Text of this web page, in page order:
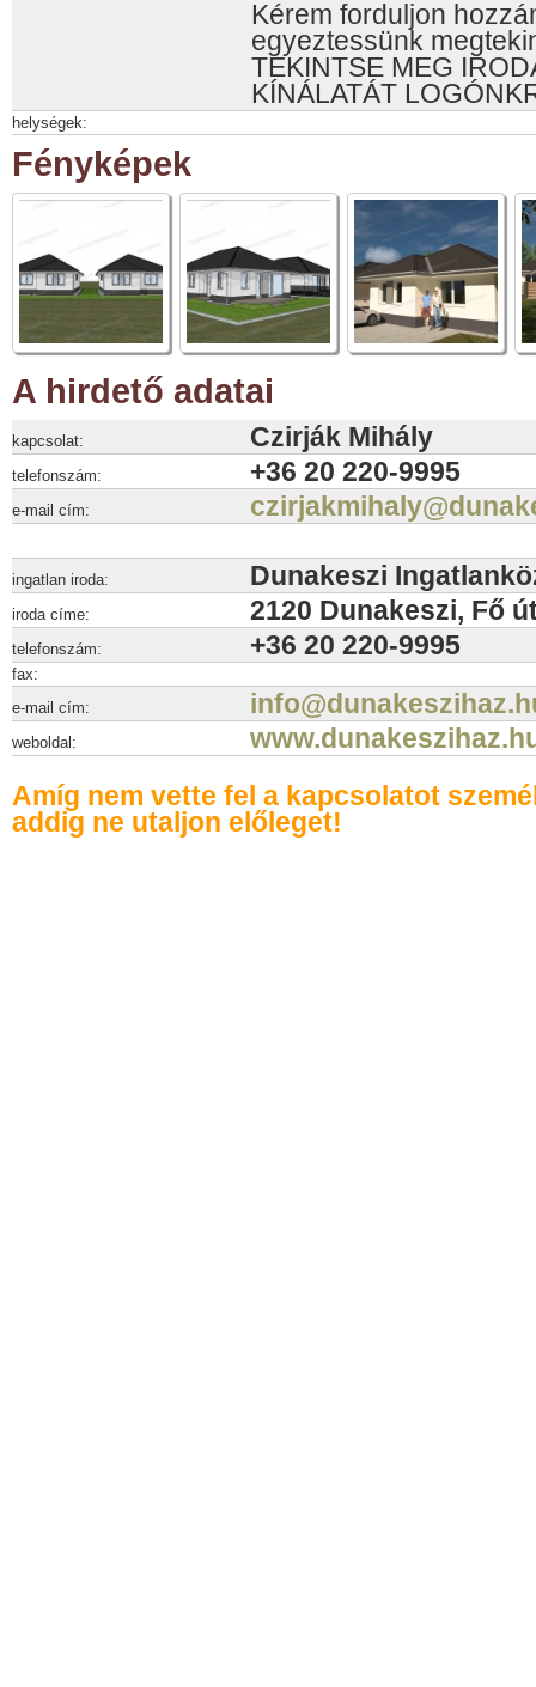
Kérem forduljon
egyeztessünk
TEKINTSE MEG
KÍNÁLATÁT
helységek:
Fényképek
A hirdető adatai
kapcsolat: Czirják Mihály
telefonszám: +36 20 220-9995
e-mail cím:
ingatlan iroda: Dunakeszi
iroda címe: 2120 Dunakeszi, Fő
telefonszám: +36 20 220-9995
fax:
e-mail cím:
weboldal:
Amíg nem vette fel a kapcsolatot
addig ne utaljon előleget!